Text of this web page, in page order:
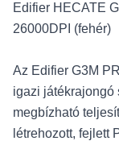
Edifier HECATE
26000DPI (fehér)
Az Edifier G3M
igazi játékrajongó
megbízható
létrehozott, fejlett